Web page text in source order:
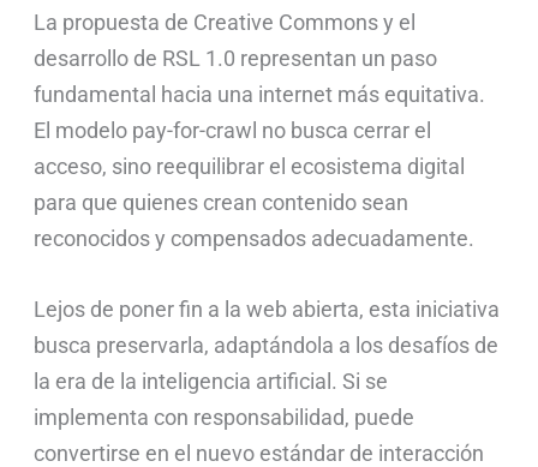
La propuesta de Creative Commons y el
desarrollo de RSL 1.0 representan un paso
fundamental hacia una internet más equitativa.
El modelo pay-for-crawl no busca cerrar el
acceso, sino reequilibrar el ecosistema digital
para que quienes crean contenido sean
reconocidos y compensados adecuadamente.
Lejos de poner fin a la web abierta, esta iniciativa
busca preservarla, adaptándola a los desafíos de
la era de la inteligencia artificial. Si se
implementa con responsabilidad, puede
convertirse en el nuevo estándar de interacción